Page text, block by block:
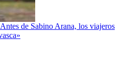
de Sabino Arana, los viajeros